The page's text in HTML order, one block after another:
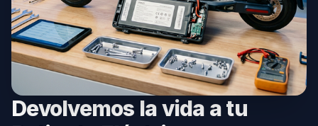
Devolvemos la vida a tu